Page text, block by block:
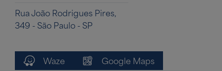
Rua João Rodrigues Pires,
349 - São Paulo - SP
Waze Google Maps